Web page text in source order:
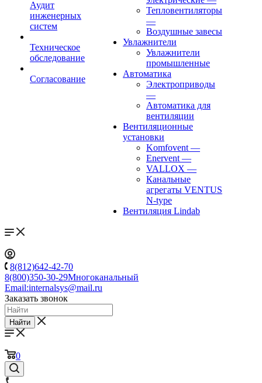
Аудит
инженерных
систем
Техническое
обследование
Согласование
Тепловентиляторы
—
Воздушные завесы
Увлажнители
Увлажнители
промышленные
Автоматика
Электроприводы
—
Автоматика для
вентиляции
Вентиляционные
установки
Komfovent —
Enervent —
VALLOX —
Канальные
агрегаты VENTUS
N-type
Вентиляция Lindab
8(812)642-42-70
8(800)350-30-29Многоканальный
Email:internalsys@mail.ru
Заказать звонок
Найти
0